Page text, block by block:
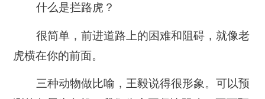
什么是拦路虎？
很简单，前进道路上的困难和阻碍，就像老
虎横在你的前面。
三种动物做比喻，王毅说得很形象。可以预